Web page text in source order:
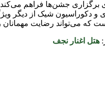
برگزاری جشن‌ها فراهم
و دکوراسیون شیک از دیگر
که می‌تواند رضایت مهمانان
هتل اغنار نجف